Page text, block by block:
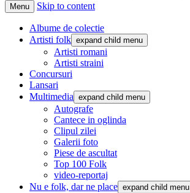
Menu Skip to content
Albume de colectie
Artisti folk expand child menu
Artisti romani
Artisti straini
Concursuri
Lansari
Multimedia expand child menu
Autografe
Cantece in oglinda
Clipul zilei
Galerii foto
Piese de ascultat
Top 100 Folk
video-reportaj
Nu e folk, dar ne place expand child menu